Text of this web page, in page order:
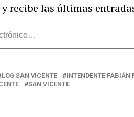
recibe las últimas
SAN VICENTE INTENDENTE FABIÁN
SAN VICENTE